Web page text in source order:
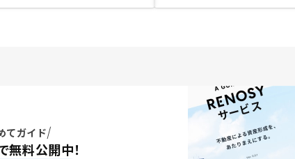
てガイド
無料公開中！